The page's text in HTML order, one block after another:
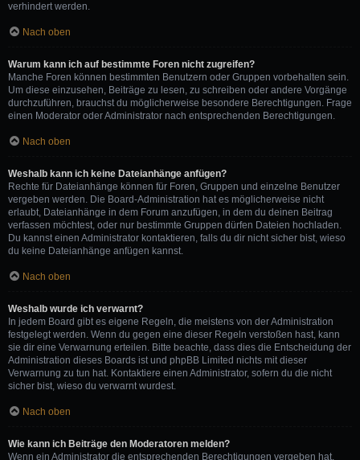
verhindert werden.
Nach oben
Warum kann ich auf bestimmte Foren nicht zugreifen?
Manche Foren können bestimmten Benutzern oder Gruppen vorbehalten sein.
Um diese einzusehen, Beiträge zu lesen, zu schreiben oder andere Vorgänge
durchzuführen, brauchst du möglicherweise besondere Berechtigungen. Frage
einen Moderator oder Administrator nach entsprechenden Berechtigungen.
Nach oben
Weshalb kann ich keine Dateianhänge anfügen?
Rechte für Dateianhänge können für Foren, Gruppen und einzelne Benutzer
vergeben werden. Die Board-Administration hat es möglicherweise nicht
erlaubt, Dateianhänge in dem Forum anzufügen, in dem du deinen Beitrag
verfassen möchtest, oder nur bestimmte Gruppen dürfen Dateien hochladen.
Du kannst einen Administrator kontaktieren, falls du dir nicht sicher bist, wieso
du keine Dateianhänge anfügen kannst.
Nach oben
Weshalb wurde ich verwarnt?
In jedem Board gibt es eigene Regeln, die meistens von der Administration
festgelegt werden. Wenn du gegen eine dieser Regeln verstoßen hast, kann
sie dir eine Verwarnung erteilen. Bitte beachte, dass dies die Entscheidung der
Administration dieses Boards ist und phpBB Limited nichts mit dieser
Verwarnung zu tun hat. Kontaktiere einen Administrator, sofern du die nicht
sicher bist, wieso du verwarnt wurdest.
Nach oben
Wie kann ich Beiträge den Moderatoren melden?
Wenn ein Administrator die entsprechenden Berechtigungen vergeben hat,